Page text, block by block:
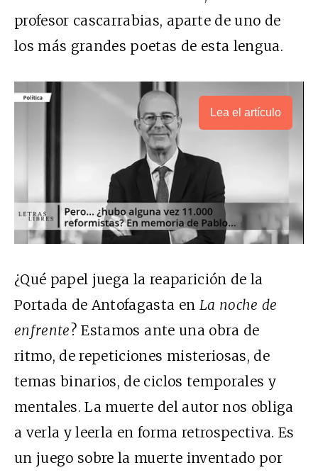
profesor cascarrabias, aparte de uno de
los más grandes poetas de esta lengua.
Lea el artículo
¿Qué papel juega la reaparición de la
Portada de Antofagasta en La noche de
enfrente ? Estamos ante una obra de
ritmo, de repeticiones misteriosas, de
temas binarios, de ciclos temporales y
mentales. La muerte del autor nos obliga
a verla y leerla en forma retrospectiva. Es
un juego sobre la muerte inventado por